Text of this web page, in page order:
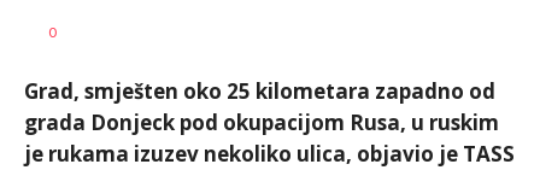
AUTOR
0
Grad, smješten oko 25 kilometara zapadno od
grada Donjeck pod okupacijom Rusa, u ruskim
je rukama izuzev nekoliko ulica, objavio je TASS